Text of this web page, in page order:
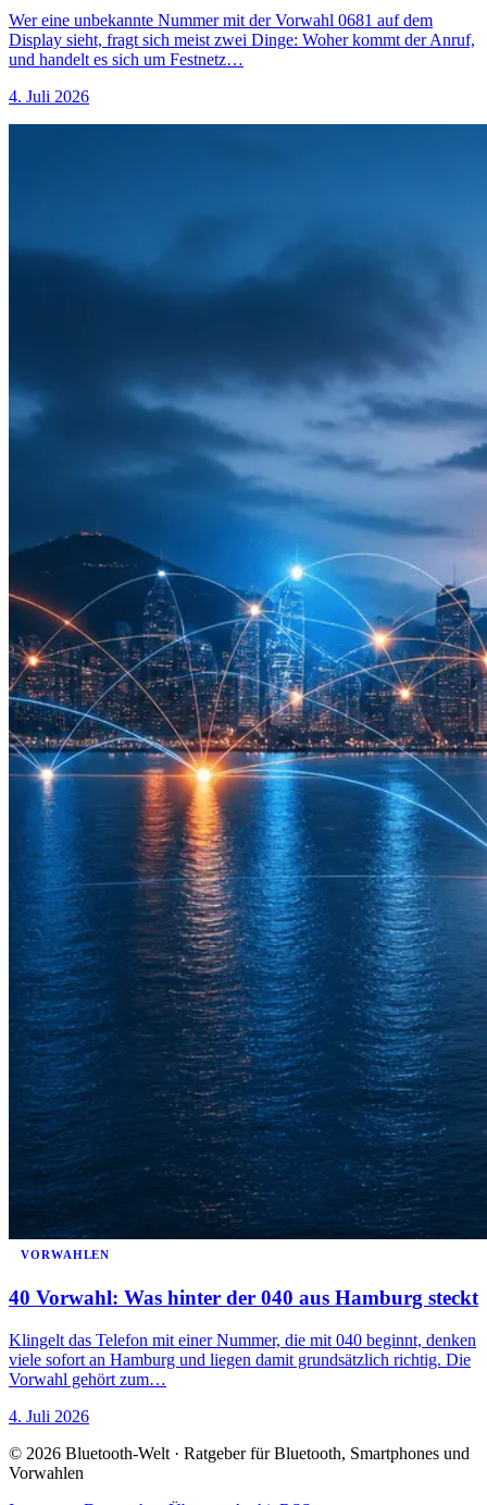
Wer eine unbekannte Nummer mit der Vorwahl 0681 auf dem
Display sieht, fragt sich meist zwei Dinge: Woher kommt der Anruf,
und handelt es sich um Festnetz…
4. Juli 2026
VORWAHLEN
40 Vorwahl: Was hinter der 040 aus Hamburg steckt
Klingelt das Telefon mit einer Nummer, die mit 040 beginnt, denken
viele sofort an Hamburg und liegen damit grundsätzlich richtig. Die
Vorwahl gehört zum…
4. Juli 2026
© 2026 Bluetooth-Welt · Ratgeber für Bluetooth, Smartphones und
Vorwahlen